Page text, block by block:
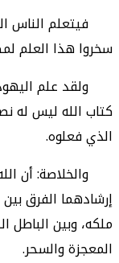
فيتعلم الناس
سخروا هذا العلم
ولقد علم
كتاب الله ليس له
الذي فعلوه.
والخلاصة: أن
إرشادهما الفرق
ملكه، وبين الباطل
المعجزة والسحر.